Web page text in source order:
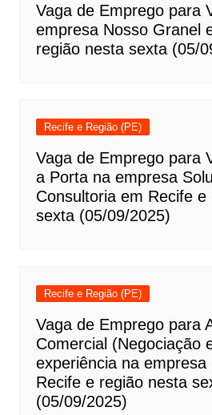
Vaga de Emprego para
empresa Nosso Granel
região nesta sexta (05/
Recife e Região (PE)
Vaga de Emprego para
a Porta na empresa
Consultoria em Recife e
sexta (05/09/2025)
Recife e Região (PE)
Vaga de Emprego para
Comercial (Negociação
experiência na empresa
Recife e região nesta
(05/09/2025)